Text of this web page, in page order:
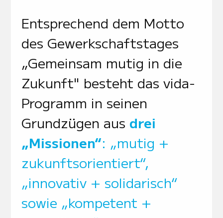
Entsprechend dem Motto
des Gewerkschaftstages
„Gemeinsam mutig in die
Zukunft" besteht das vida-
Programm in seinen
Grundzügen aus drei
„Missionen“: „mutig +
zukunftsorientiert“,
„innovativ + solidarisch“
sowie „kompetent +